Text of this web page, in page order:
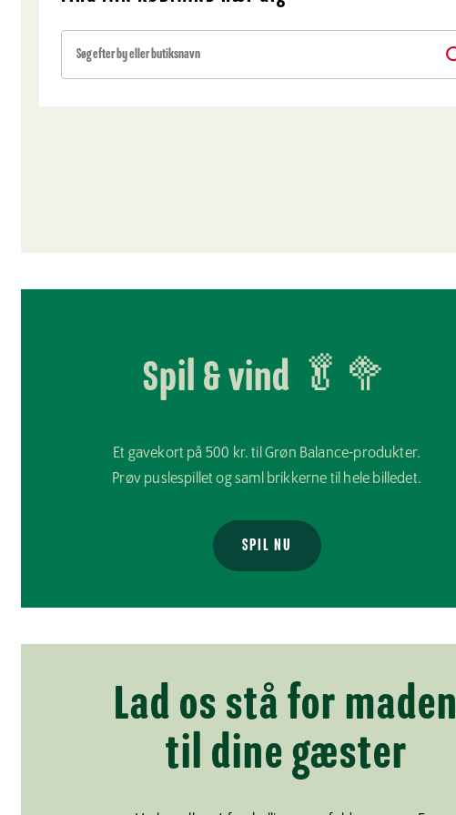
Spil & vind 🥬🥦
Et gavekort på 500 kr. til Grøn Balance-produkter.
Prøv puslespillet og saml brikkerne til hele billedet.
SPIL NU
Lad os stå for maden
til dine gæster